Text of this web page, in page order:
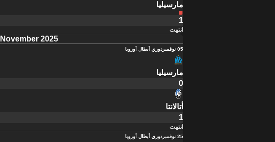
مارسيليا
1
انتهت
November 2025
05 نوفمبر دوري أبطال أوروبا
مارسيليا
0
أتالانتا
1
انتهت
25 نوفمبر دوري أبطال أوروبا